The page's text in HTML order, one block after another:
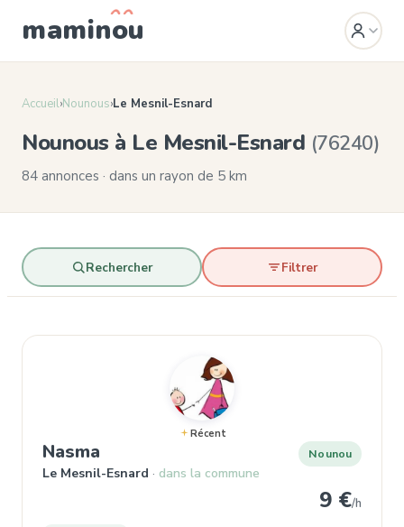
maminou
Accueil›Nounous›Le Mesnil-Esnard
Nounous à Le Mesnil-Esnard (76240)
84 annonces · dans un rayon de 5 km
Rechercher Filtrer
Récent
Nasma , Nounou à Le Mesnil-Esnard
Le Mesnil-Esnard dans la commune
Nounou
9 €/h